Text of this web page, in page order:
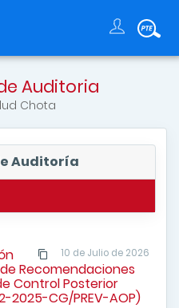
Auditoria
Chota
Auditoría
10 de Julio de 2026
Recomendaciones
Control Posterior
2025-CG/PREV-AOP)